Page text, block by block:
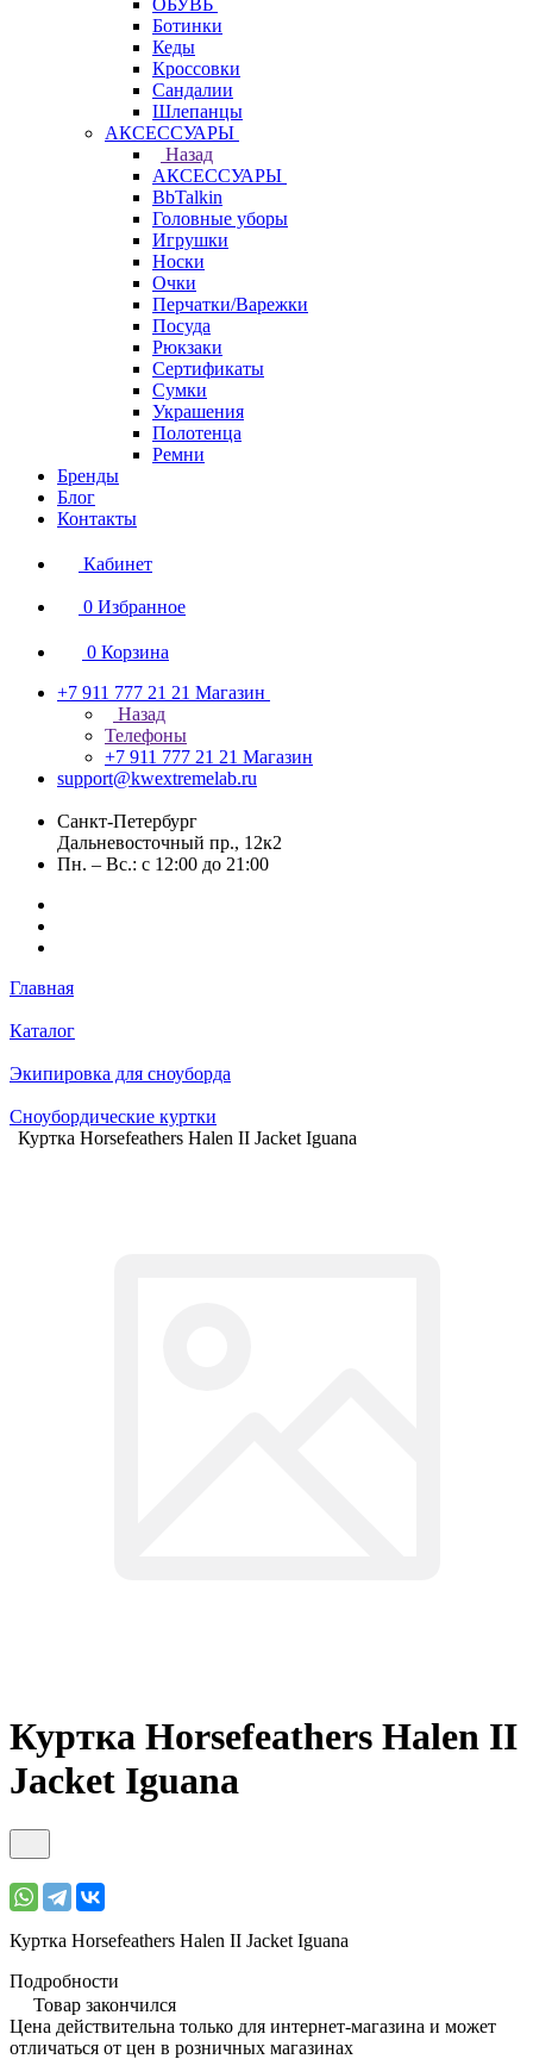
ОБУВЬ
Ботинки
Кеды
Кроссовки
Сандалии
Шлепанцы
АКСЕССУАРЫ
Назад
АКСЕССУАРЫ
BbTalkin
Головные уборы
Игрушки
Носки
Очки
Перчатки/Варежки
Посуда
Рюкзаки
Сертификаты
Сумки
Украшения
Полотенца
Ремни
Бренды
Блог
Контакты
Кабинет
0 Избранное
0 Корзина
+7 911 777 21 21 Магазин
Назад
Телефоны
+7 911 777 21 21 Магазин
support@kwextremelab.ru
Санкт-Петербург
Дальневосточный пр., 12к2
Пн. – Вс.: с 12:00 до 21:00
Главная
Каталог
Экипировка для сноуборда
Сноубордические куртки
Куртка Horsefeathers Halen II Jacket Iguana
Куртка Horsefeathers Halen II
Jacket Iguana
Куртка Horsefeathers Halen II Jacket Iguana
Подробности
Товар закончился
Цена действительна только для интернет-магазина и может
отличаться от цен в розничных магазинах